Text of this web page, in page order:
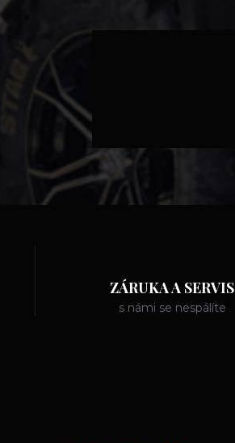
ZÁRUKA A SERVIS
s námi se nespálíte